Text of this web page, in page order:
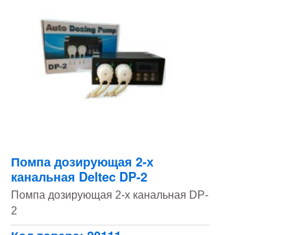
Помпа дозирующая 2-х
канальная Deltec DP-2
Помпа дозирующая 2-х канальная DP-
2